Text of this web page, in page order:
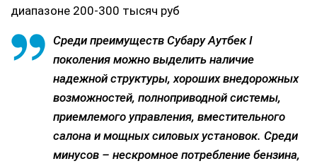
диапазоне 200-300 тысяч руб
Среди преимуществ Субару Аутбек I
поколения можно выделить наличие
надежной структуры, хороших внедорожных
возможностей, полноприводной системы,
приемлемого управления, вместительного
салона и мощных силовых установок. Среди
минусов – нескромное потребление бензина,